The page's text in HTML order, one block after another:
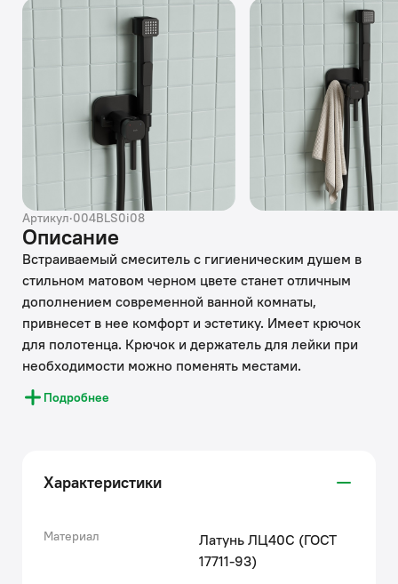
Артикул·004BLS0i08
Описание
Встраиваемый смеситель с гигиеническим душем в
стильном матовом черном цвете станет отличным
дополнением современной ванной комнаты,
привнесет в нее комфорт и эстетику. Имеет крючок
для полотенца. Крючок и держатель для лейки при
необходимости можно поменять местами.
Гигиеническая лейка и душевой шланг длиной 1,2
метра в комплекте.
благодаря скрытому монтажу в стену (на глубину 40-
60 мм) и отсутствию больших выступающих
любых труб, диаметр входных отверстий ½ дюйма.
• Надежный корпус из прочной первичной латуни
Подробнее
Характеристики
Материал
Латунь ЛЦ40C (ГОСТ
17711-93)